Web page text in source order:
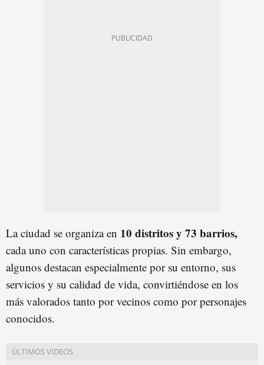
La ciudad se organiza en 10 distritos y 73 barrios,
cada uno con características propias. Sin embargo,
algunos destacan especialmente por su entorno, sus
servicios y su calidad de vida, convirtiéndose en los
más valorados tanto por vecinos como por personajes
conocidos.